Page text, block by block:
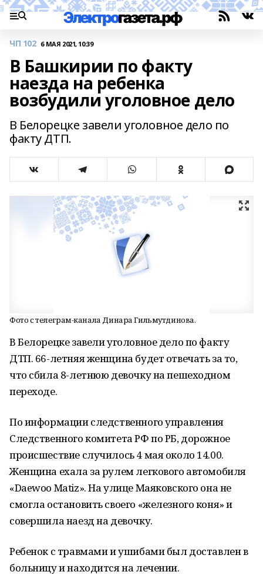
ЧП 102 6 МАЯ 2021, 10:39
В Башкирии по факту
наезда на ребенка
возбудили уголовное дело
В Белорецке завели уголовное дело по
факту ДТП.
Фото с телеграм-канала Динара Гильмутдинова.
В Белорецке завели уголовное дело по факту
ДТП. 66-летняя женщина будет отвечать за то,
что сбила 8-летнюю девочку на пешеходном
переходе.
По информации следственного управления
Следственного комитета РФ по РБ, дорожное
происшествие случилось 4 мая около 14.00.
Женщина ехала за рулем легкового автомобиля
«Daewoo Matiz». На улице Маяковского она не
смогла остановить своего «железного коня» и
совершила наезд на девочку.
Ребенок с травмами и ушибами был доставлен в
больницу и находится на лечении.